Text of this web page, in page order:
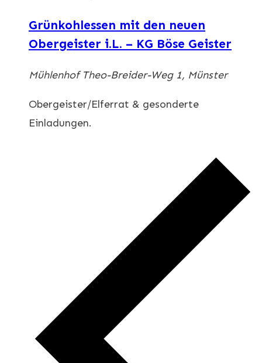
Grünkohlessen mit den neuen
Obergeister i.L. – KG Böse Geister
MühlenhofTheo-Breider-Weg 1, Münster
Obergeister/Elferrat & gesonderte
Einladungen.